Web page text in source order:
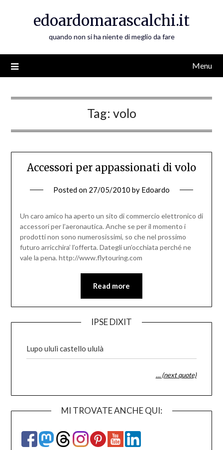
edoardomarascalchi.it
quando non si ha niente di meglio da fare
Menu
Tag: volo
Accessori per appassionati di volo
Posted on 27/05/2010 by Edoardo
Un caro amico ha aperto un sito di commercio elettronico di
accessori per l’aeronautica. Anche se per il momento i
prodotti non sono numerosissimi, so che nel prossimo
futuro arricchira’ l’offerta. Dategli un’occhiata perché ne
vale la pena. http://www.flytouring.com
Read more
IPSE DIXIT
Lupo ululì castello ululà
… (next quote)
MI TROVATE ANCHE QUI: